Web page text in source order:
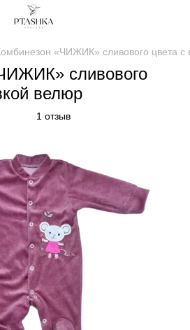
«ЧИЖИК» сливового цвета
сливового
велюр
1 отзыв